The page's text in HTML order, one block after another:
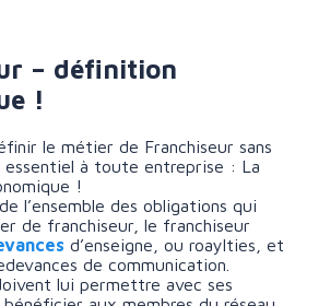
– définition
!
le métier de Franchiseur sans
essentiel à toute entreprise : La
!
l’ensemble des obligations qui
de franchiseur, le franchiseur
d’enseigne, ou roaylties, et
de communication.
lui permettre avec ses